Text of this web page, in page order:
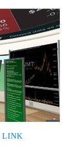
LINK